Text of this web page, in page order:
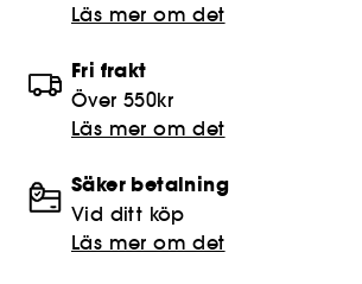
Läs mer om det
Fri frakt
Över 550kr
Läs mer om det
Säker betalning
Vid ditt köp
Läs mer om det